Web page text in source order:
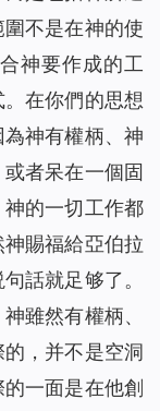
不是在神的使
神要作成的工
在你們的思想
神有權柄、神
者呆在一個固
的一切工作都
賜福給亞伯拉
話就足够了。
雖然有權柄、
，并不是空洞
一面是在他創